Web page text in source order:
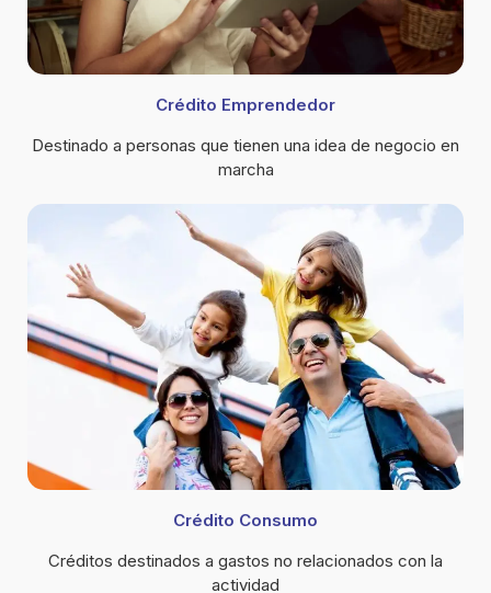
Crédito Emprendedor
Destinado a personas que tienen una idea de negocio en
marcha
Crédito Consumo
Créditos destinados a gastos no relacionados con la
actividad